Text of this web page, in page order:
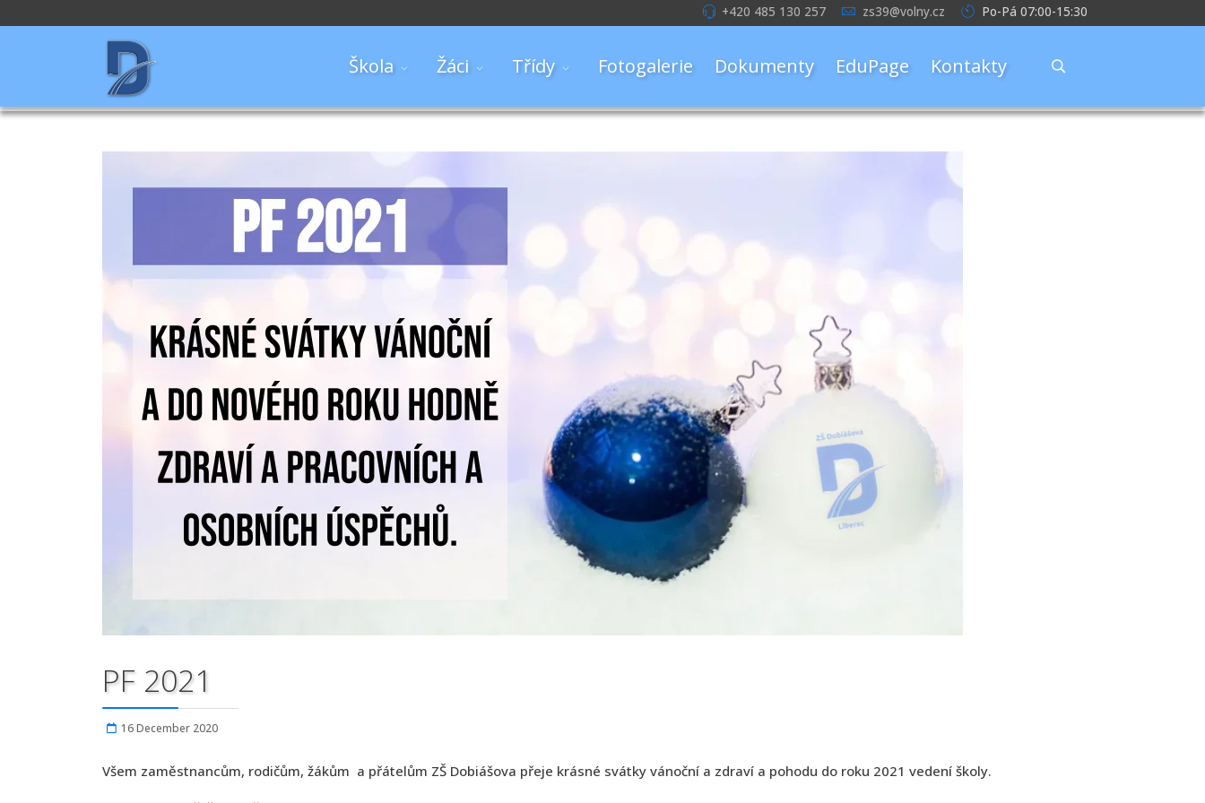
+420 485 130 257 zs39@volny.cz Po-Pá 07:00-15:30
Škola Žáci Třídy Fotogalerie Dokumenty EduPage Kontakty
PF 2021
16 December 2020
Všem zaměstnancům, rodičům, žákům a přátelům ZŠ Dobiášova přeje krásné svátky vánoční a zdraví a pohodu do roku 2021 vedení školy.